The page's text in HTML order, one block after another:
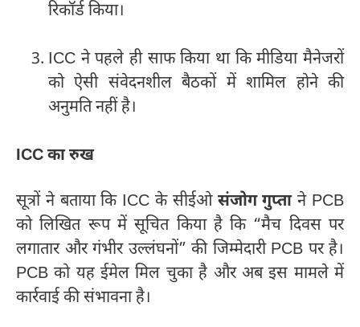
रिकॉर्ड किया।
ICC ने पहले ही साफ किया था कि मीडिया मैनेजरों
को ऐसी संवेदनशील बैठकों में शामिल होने की
अनुमति नहीं है।
ICC का रुख
सूत्रों ने बताया कि ICC के सीईओ संजोग गुप्ताने PCB
को लिखित रूप में सूचित किया है कि “मैच दिवस पर
लगातार और गंभीर उल्लंघनों” की जिम्मेदारी PCB पर है।
PCB को यह ईमेल मिल चुका है और अब इस मामले में
कार्रवाई की संभावना है।